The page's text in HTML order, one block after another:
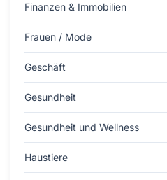
Finanzen & Immobilien
Frauen / Mode
Geschäft
Gesundheit
Gesundheit und Wellness
Haustiere